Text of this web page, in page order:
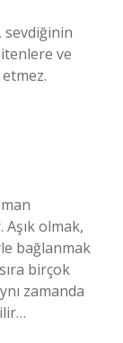
sevdiğinin
ve
olmak,
bağlanmak
birçok
zamanda